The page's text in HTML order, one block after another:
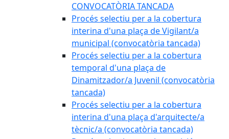
CONVOCATÒRIA TANCADA
Procés selectiu per a la cobertura
interina d'una plaça de Vigilant/a
municipal (convocatòria tancada)
Procés selectiu per a la cobertura
temporal d'una plaça de
Dinamitzador/a Juvenil (convocatòria
tancada)
Procés selectiu per a la cobertura
interina d'una plaça d'arquitecte/a
tècnic/a (convocatòria tancada)